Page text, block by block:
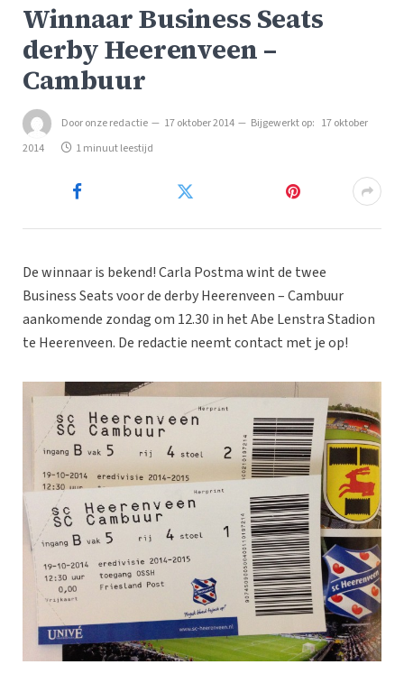
Winnaar Business Seats
derby Heerenveen –
Cambuur
Dooronze redactie 17 oktober 2014 Bijgewerkt op: 17 oktober
2014
1 minuut leestijd
De winnaar is bekend! Carla Postma wint de twee
Business Seats voor de derby Heerenveen – Cambuur
aankomende zondag om 12.30 in het Abe Lenstra Stadion
te Heerenveen. De redactie neemt contact met je op!